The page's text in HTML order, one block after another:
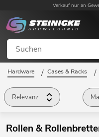
Verkauf nur an
Hardware / Cases & Racks /
Relevanz
Rollen &